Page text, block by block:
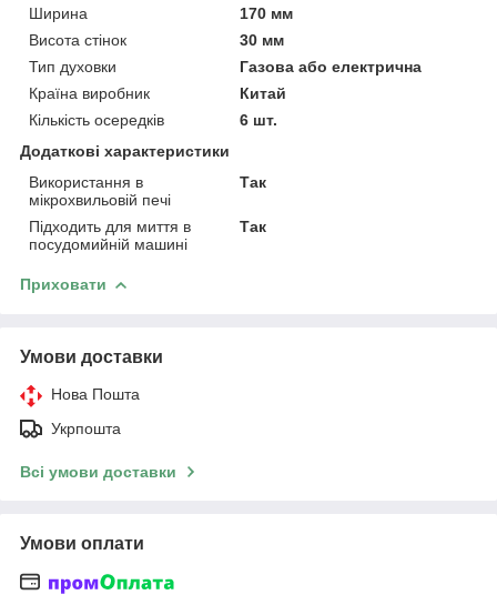
Ширина
170 мм
Висота стінок
30 мм
Тип духовки
Газова або електрична
Країна виробник
Китай
Кількість осередків
6 шт.
Додаткові характеристики
Використання в
мікрохвильовій печі
Так
Підходить для миття в
посудомийній машині
Так
Приховати
Умови доставки
Нова Пошта
Укрпошта
Всі умови доставки
Умови оплати